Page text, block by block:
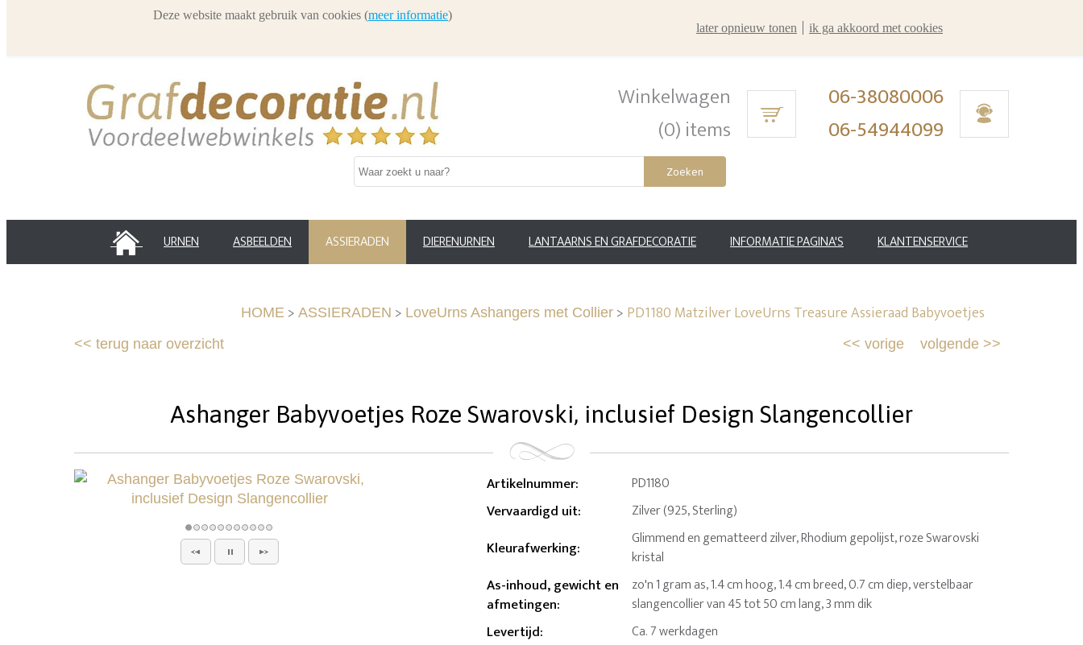
Winkelwagen
(0) items
06-38080006
06-54944099
Zoeken
HOME URNEN ASBEELDEN ASSIERADEN DIERENURNEN LANTAARNS EN GRAFDECORATIE INFORMATIE PAGINA'S KLANTENSERVICE
HOME > ASSIERADEN > LoveUrns Ashangers met Collier > PD1180 Matzilver LoveUrns Treasure Assieraad Babyvoetjes
<< terug naar overzicht volgende >>
<< vorige
Ashanger Babyvoetjes Roze Swarovski, inclusief Design Slangencollier
Artikelnummer: PD1180
Vervaardigd uit: Zilver (925, Sterling)
Kleurafwerking:
Glimmend en gematteerd zilver, Rhodium gepolijst, roze Swarovski
kristal
As-inhoud, gewicht en
afmetingen:
zo'n 1 gram as, 1.4 cm hoog, 1.4 cm breed, 0.7 cm diep, verstelbaar
slangencollier van 45 tot 50 cm lang, 3 mm dik
Levertijd: Ca. 7 werkdagen
Deze website maakt gebruik van cookies (meer informatie)
later opnieuw tonen
ik ga akkoord met cookies